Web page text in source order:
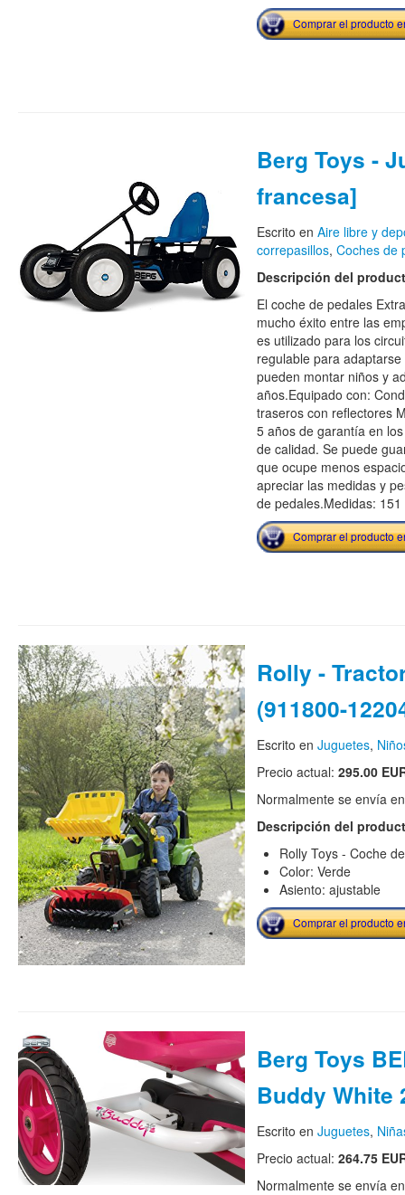
Comprar el producto
Berg Toys -
francesa]
Escrito en Aire libre y
correpasillos, Coches de
Descripción del
El coche de pedales
mucho éxito entre las
es utilizado para los
regulable para
pueden montar niños y
años.Equipado con:
traseros con reflectores
5 años de garantía en
de calidad. Se puede
que ocupe menos
apreciar las medidas y
de pedales.Medidas:
Comprar el producto
Rolly -
(911800-
Escrito en Juguetes,
Precio actual: 295.00
Normalmente se envía
Descripción del
Rolly Toys - Coche
Color: Verde
Asiento: ajustable
Comprar el producto
Berg Toys
Buddy White
Escrito en Juguetes,
Precio actual: 264.75
Normalmente se envía